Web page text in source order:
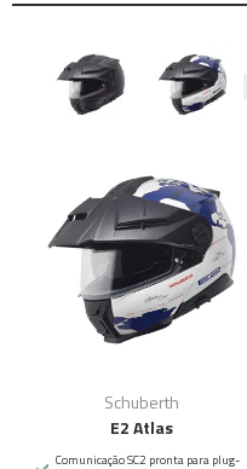
Schuberth
E2 Atlas
Comunicação SC2 pronta para plug-